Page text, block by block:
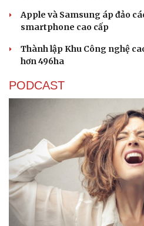
Apple và Samsung áp đảo
smartphone cao cấp
Thành lập Khu Công nghệ
hơn 496ha
PODCAST